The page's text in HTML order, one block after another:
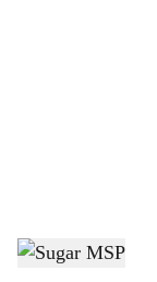
Sgrowon